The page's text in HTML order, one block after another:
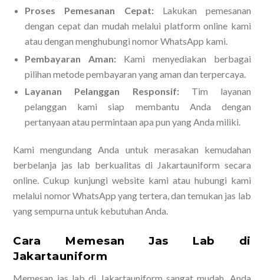
Proses Pemesanan Cepat:Lakukan pemesanan
dengan cepat dan mudah melalui platform online kami
atau dengan menghubungi nomor WhatsApp kami.
Pembayaran Aman: Kami menyediakan berbagai
pilihan metode pembayaran yang aman dan terpercaya.
Layanan Pelanggan Responsif:Tim layanan
pelanggan kami siap membantu Anda dengan
pertanyaan atau permintaan apa pun yang Anda miliki.
Kami mengundang Anda untuk merasakan kemudahan
berbelanja jas lab berkualitas di Jakartauniform secara
online. Cukup kunjungi website kami atau hubungi kami
melalui nomor WhatsApp yang tertera, dan temukan jas lab
yang sempurna untuk kebutuhan Anda.
Cara Memesan Jas Lab di
Jakartauniform